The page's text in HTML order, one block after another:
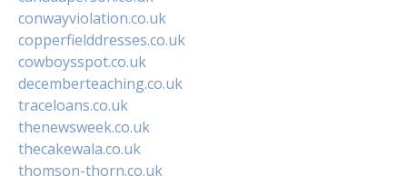
conwayviolation.co.uk
copperfielddresses.co.uk
cowboysspot.co.uk
decemberteaching.co.uk
traceloans.co.uk
thenewsweek.co.uk
thecakewala.co.uk
thomson-thorn.co.uk